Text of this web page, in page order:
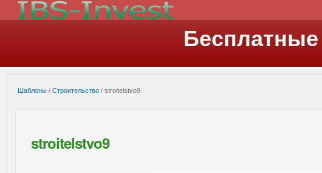
Шаблоны / Строительство / stroitelstvo9
stroitelstvo9